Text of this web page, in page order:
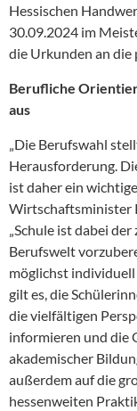
Hessischen
30.09.2024 im
die Urkunden an die
Berufliche
aus
„Die Berufswahl
Herausforderung.
ist daher ein
Wirtschaftsminister
„Schule ist dabei
Berufswelt
möglichst
gilt es, die
die vielfältigen
informieren und die
akademischer
außerdem auf die
hessenweiten